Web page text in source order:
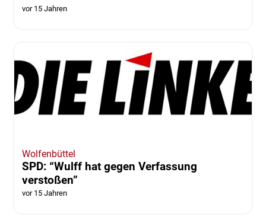
vor 15 Jahren
Wolfenbüttel
SPD: “Wulff hat gegen Verfassung
verstoßen”
vor 15 Jahren